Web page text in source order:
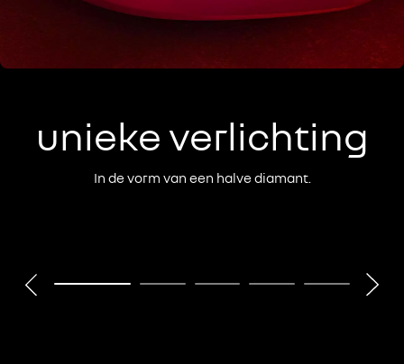
unieke verlichting
In de vorm van een halve diamant.